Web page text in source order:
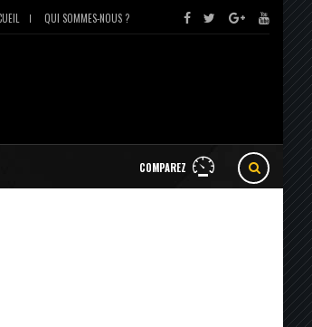
QUI SOMMES-NOUS ?
COMPAREZ